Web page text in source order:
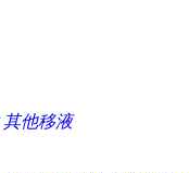
其他移液